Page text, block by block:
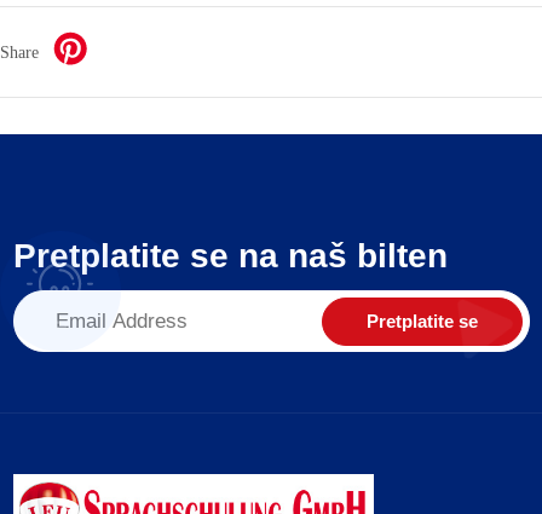
Share
Pretplatite se na naš bilten
Pretplatite se